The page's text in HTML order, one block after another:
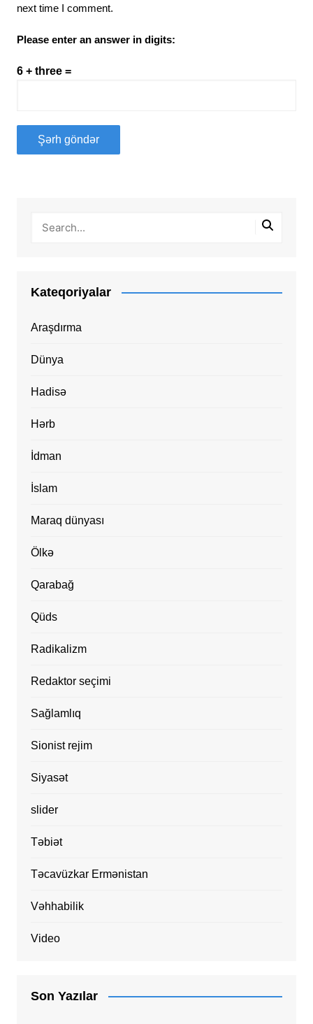
next time I comment.
Please enter an answer in digits:
6 + three =
Kateqoriyalar
Araşdırma
Dünya
Hadisə
Hərb
İdman
İslam
Maraq dünyası
Ölkə
Qarabağ
Qüds
Radikalizm
Redaktor seçimi
Sağlamlıq
Sionist rejim
Siyasət
slider
Təbiət
Təcavüzkar Ermənistan
Vəhhabilik
Video
Son Yazılar